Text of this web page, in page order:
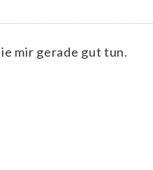
mir gerade gut tun.